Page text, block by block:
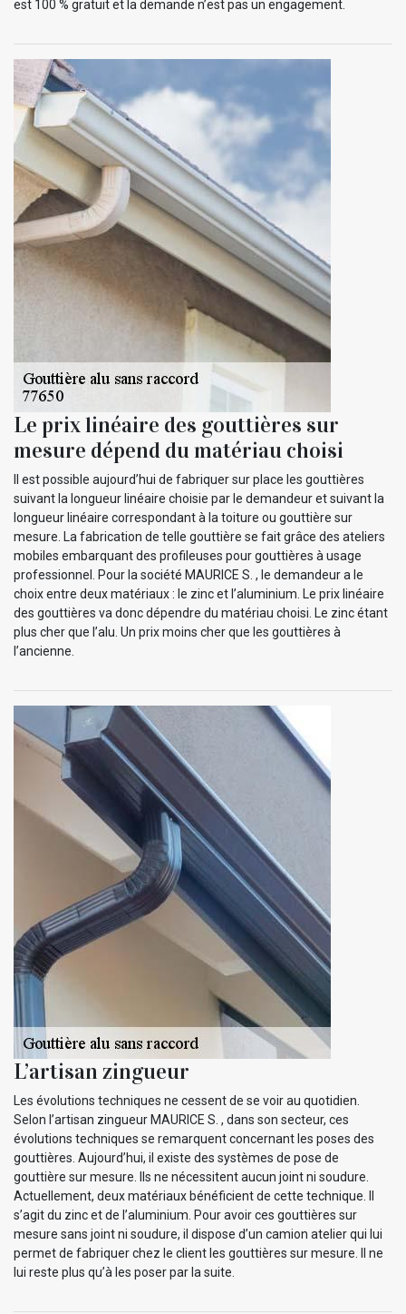
est 100 % gratuit et la demande n’est pas un engagement.
Le prix linéaire des gouttières sur
mesure dépend du matériau choisi
Il est possible aujourd’hui de fabriquer sur place les gouttières
suivant la longueur linéaire choisie par le demandeur et suivant la
longueur linéaire correspondant à la toiture ou gouttière sur
mesure. La fabrication de telle gouttière se fait grâce des ateliers
mobiles embarquant des profileuses pour gouttières à usage
professionnel. Pour la société MAURICE S. , le demandeur a le
choix entre deux matériaux : le zinc et l’aluminium. Le prix linéaire
des gouttières va donc dépendre du matériau choisi. Le zinc étant
plus cher que l’alu. Un prix moins cher que les gouttières à
l’ancienne.
L’artisan zingueur
Les évolutions techniques ne cessent de se voir au quotidien.
Selon l’artisan zingueur MAURICE S. , dans son secteur, ces
évolutions techniques se remarquent concernant les poses des
gouttières. Aujourd’hui, il existe des systèmes de pose de
gouttière sur mesure. Ils ne nécessitent aucun joint ni soudure.
Actuellement, deux matériaux bénéficient de cette technique. Il
s’agit du zinc et de l’aluminium. Pour avoir ces gouttières sur
mesure sans joint ni soudure, il dispose d’un camion atelier qui lui
permet de fabriquer chez le client les gouttières sur mesure. Il ne
lui reste plus qu’à les poser par la suite.